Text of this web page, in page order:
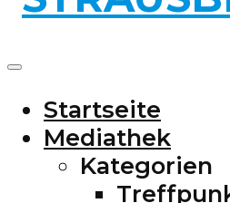
Startseite
Mediathek
Kategorien